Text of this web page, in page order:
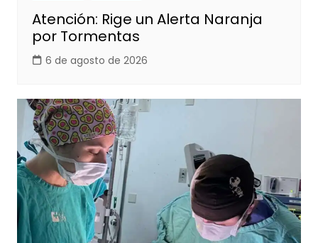
Atención: Rige un Alerta Naranja
por Tormentas
6 de agosto de 2026